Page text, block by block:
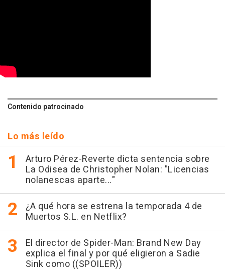
Contenido patrocinado
Lo más leído
Arturo Pérez-Reverte dicta sentencia sobre
La Odisea de Christopher Nolan: "Licencias
nolanescas aparte..."
¿A qué hora se estrena la temporada 4 de
Muertos S.L. en Netflix?
El director de Spider-Man: Brand New Day
explica el final y por qué eligieron a Sadie
Sink como ((SPOILER))